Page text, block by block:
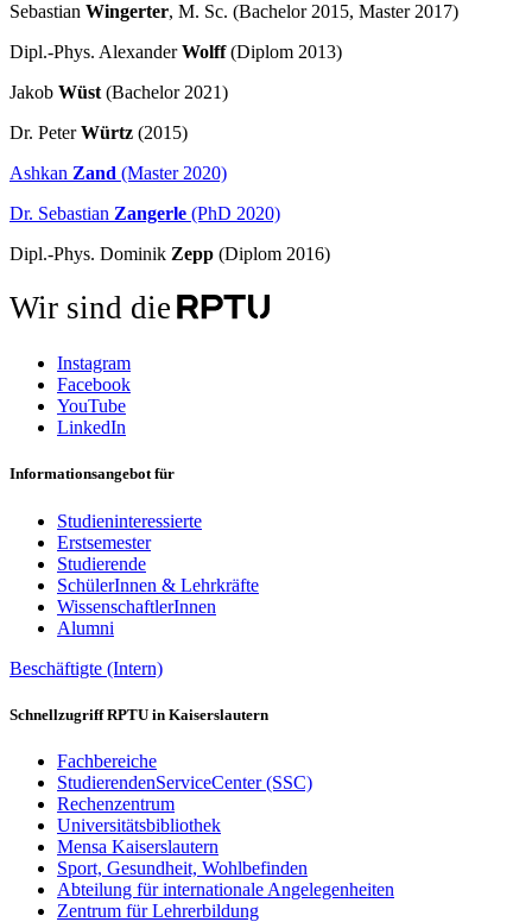
Sebastian Wingerter, M. Sc. (Bachelor 2015, Master 2017)
Dipl.-Phys. AlexanderWolff(Diplom 2013)
Jakob Wüst (Bachelor 2021)
Dr. PeterWürtz (2015)
Ashkan Zand (Master 2020)
Dr. Sebastian Zangerle (PhD 2020)
Dipl.-Phys. Dominik Zepp (Diplom 2016)
Wir sind die
Instagram
Facebook
YouTube
LinkedIn
Informationsangebot für
Studieninteressierte
Erstsemester
Studierende
SchülerInnen & Lehrkräfte
WissenschaftlerInnen
Alumni
Beschäftigte (Intern)
Schnellzugriff RPTU in Kaiserslautern
Fachbereiche
StudierendenServiceCenter (SSC)
Rechenzentrum
Universitätsbibliothek
Mensa Kaiserslautern
Sport, Gesundheit, Wohlbefinden
Abteilung für internationale Angelegenheiten
Zentrum für Lehrerbildung